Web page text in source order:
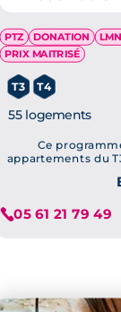
Je
PTZ DONATION
PRIX MAITRISÉ
T3 T4
55 logements
Ce
appartements du
quelques
05 61 21 79 49